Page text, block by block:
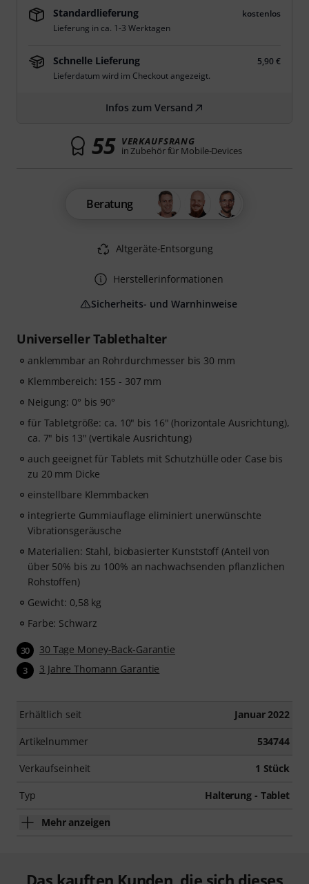
Universeller Tablethalter
anklemmbar an Rohrdurchmesser bis 30 mm
Klemmbereich: 155 - 307 mm
Neigung: 0° bis 90°
für Tabletgröße: ca. 10" bis 16" (horizontale Ausrichtung),
ca. 7" bis 13" (vertikale Ausrichtung)
auch geeignet für Tablets mit Schutzhülle oder Case bis
zu 20 mm Dicke
einstellbare Klemmbacken
integrierte Gummiauflage eliminiert unerwünschte
Vibrationsgeräusche
Materialien: Stahl, biobasierter Kunststoff (Anteil von
über 50% bis zu 100% an nachwachsenden pflanzlichen
Rohstoffen)
Gewicht: 0,58 kg
Farbe: Schwarz
30 30 Tage Money-Back-Garantie
3 3 Jahre Thomann Garantie
Erhältlich seit Januar 2022
Artikelnummer 534744
Verkaufseinheit 1 Stück
Typ Halterung - Tablet
Mehr anzeigen
Standardlieferung
kostenlos
Lieferung in ca. 1-3 Werktagen
Schnelle Lieferung
5,90 €
Lieferdatum wird im Checkout angezeigt.
Infos zum Versand
55 VERKAUFSRANG
in Zubehör für Mobile-Devices
Beratung
Altgeräte-Entsorgung
Herstellerinformationen
Sicherheits- und Warnhinweise
Das kauften Kunden, die sich dieses